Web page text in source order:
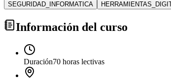
SEGURIDAD_INFORMATICA
Información del curso
Duración70 horas lectivas